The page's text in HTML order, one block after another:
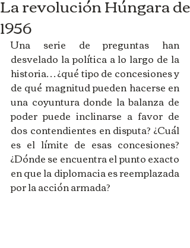
1956
Una serie de preguntas han
desvelado la política a lo largo de la
historia… ¿qué tipo de concesiones y
de qué magnitud pueden hacerse en
una coyuntura donde la balanza de
poder puede inclinarse a favor de
dos contendientes en disputa? ¿Cuál
es el límite de esas concesiones?
¿Dónde se encuentra el punto exacto
en que la diplomacia es reemplazada
por la acción armada?